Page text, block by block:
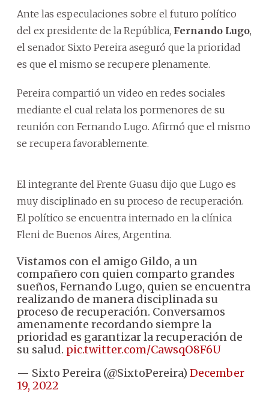
Ante las especulaciones sobre el futuro político
del ex presidente de la República, Fernando Lugo,
el senador Sixto Pereira aseguró que la prioridad
es que el mismo se recupere plenamente.
Pereira compartió un video en redes sociales
mediante el cual relata los pormenores de su
reunión con Fernando Lugo. Afirmó que el mismo
se recupera favorablemente.
El integrante del Frente Guasu dijo que Lugo es
muy disciplinado en su proceso de recuperación.
El político se encuentra internado en la clínica
Fleni de Buenos Aires, Argentina.
Vistamos con el amigo Gildo, a un
compañero con quien comparto grandes
sueños, Fernando Lugo, quien se encuentra
realizando de manera disciplinada su
proceso de recuperación. Conversamos
amenamente recordando siempre la
prioridad es garantizar la recuperación de
su salud. pic.twitter.com/CawsqO8F6U
— Sixto Pereira (@SixtoPereira) December
19, 2022